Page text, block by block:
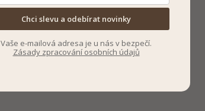
Chci slevu a odebírat novinky
Vaše e-mailová adresa je u nás v bezpečí.
Zásady zpracování osobních údajů